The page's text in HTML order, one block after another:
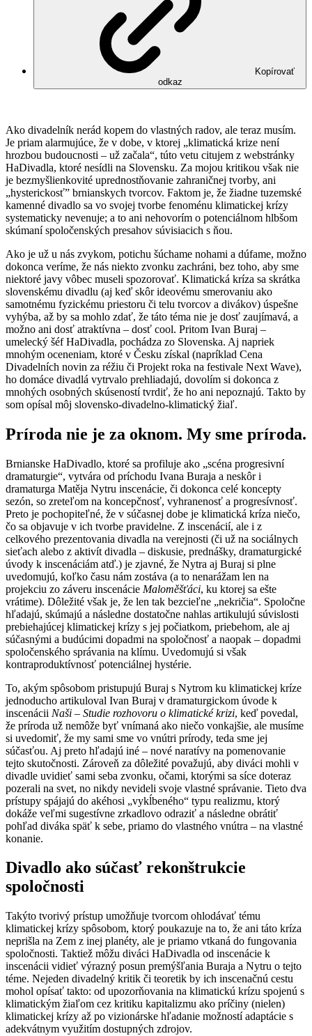
Kopírovať
odkaz
Ako divadelník nerád kopem do vlastných radov, ale teraz musím.
Je priam alarmujúce, že v dobe, v ktorej „klimatická krize není
hrozbou budoucnosti – už začala“, túto vetu citujem z webstránky
HaDivadla, ktoré nesídli na Slovensku. Za mojou kritikou však nie
je bezmyšlienkovité uprednostňovanie zahraničnej tvorby, ani
„hysterickosť” brnianskych tvorcov. Faktom je, že žiadne tuzemské
kamenné divadlo sa vo svojej tvorbe fenoménu klimatickej krízy
systematicky nevenuje; a to ani nehovorím o potenciálnom hlbšom
skúmaní spoločenských presahov súvisiacich s ňou.
Ako je už u nás zvykom, potichu šúchame nohami a dúfame, možno
dokonca veríme, že nás niekto zvonku zachráni, bez toho, aby sme
niektoré javy vôbec museli spozorovať. Klimatická kríza sa skrátka
slovenskému divadlu (aj keď skôr ideovému smerovaniu ako
samotnému fyzickému priestoru či telu tvorcov a divákov) úspešne
vyhýba, až by sa mohlo zdať, že táto téma nie je dosť zaujímavá, a
možno ani dosť atraktívna – dosť cool. Pritom Ivan Buraj –
umelecký šéf HaDivadla, pochádza zo Slovenska. Aj napriek
mnohým oceneniam, ktoré v Česku získal (napríklad Cena
Divadelních novin za réžiu či Projekt roka na festivale Next Wave),
ho domáce divadlá vytrvalo prehliadajú, dovolím si dokonca z
mnohých osobných skúseností tvrdiť, že ho ani nepoznajú. Takto by
som opísal môj slovensko-divadelno-klimatický žiaľ.
Príroda nie je za oknom. My sme príroda.
Brnianske HaDivadlo, ktoré sa profiluje ako „scéna progresivní
dramaturgie“, vytvára od príchodu Ivana Buraja a neskôr i
dramaturga Matěja Nytru inscenácie, či dokonca celé koncepty
sezón, so zreteľom na koncepčnosť, vyhranenosť a progresívnosť.
Preto je pochopiteľné, že v súčasnej dobe je klimatická kríza niečo,
čo sa objavuje v ich tvorbe pravidelne. Z inscenácií, ale i z
celkového prezentovania divadla na verejnosti (či už na sociálnych
sieťach alebo z aktivít divadla – diskusie, prednášky, dramaturgické
úvody k inscenáciám atď.) je zjavné, že Nytra aj Buraj si plne
uvedomujú, koľko času nám zostáva (a to nenarážam len na
projekciu zo záveru inscenácie Maloměšťáci, ku ktorej sa ešte
vrátime). Dôležité však je, že len tak bezcieľne „nekričia“. Spoločne
hľadajú, skúmajú a následne dostatočne nahlas artikulujú súvislosti
prebiehajúcej klimatickej krízy s jej počiatkom, priebehom, ale aj
súčasnými a budúcimi dopadmi na spoločnosť a naopak – dopadmi
spoločenského správania na klímu. Uvedomujú si však
kontraproduktívnosť potenciálnej hystérie.
To, akým spôsobom pristupujú Buraj s Nytrom ku klimatickej kríze
jednoducho artikuloval Ivan Buraj v dramaturgickom úvode k
inscenácii Naši – Studie rozhovoru o klimatické krizi, keď povedal,
že príroda už nemôže byť vnímaná ako niečo vonkajšie, ale musíme
si uvedomiť, že my sami sme vo vnútri prírody, teda sme jej
súčasťou. Aj preto hľadajú iné – nové naratívy na pomenovanie
tejto skutočnosti. Zároveň za dôležité považujú, aby diváci mohli v
divadle uvidieť sami seba zvonku, očami, ktorými sa síce doteraz
pozerali na svet, no nikdy nevideli svoje vlastné správanie. Tieto dva
prístupy spájajú do akéhosi „vykĺbeného“ typu realizmu, ktorý
dokáže veľmi sugestívne zrkadlovo odraziť a následne obrátiť
pohľad diváka späť k sebe, priamo do vlastného vnútra – na vlastné
konanie.
Divadlo ako súčasť rekonštrukcie
spoločnosti
Takýto tvorivý prístup umožňuje tvorcom ohlodávať tému
klimatickej krízy spôsobom, ktorý poukazuje na to, že ani táto kríza
neprišla na Zem z inej planéty, ale je priamo vtkaná do fungovania
spoločnosti. Taktiež môžu diváci HaDivadla od inscenácie k
inscenácii vidieť výrazný posun premýšľania Buraja a Nytru o tejto
téme. Nejeden divadelný kritik či teoretik by ich inscenačnú cestu
mohol opísať takto: od upozorňovania na klimatickú krízu spojenú s
klimatickým žiaľom cez kritiku kapitalizmu ako príčiny (nielen)
klimatickej krízy až po vizionárske hľadanie možností adaptácie s
adekvátnym využitím dostupných zdrojov.